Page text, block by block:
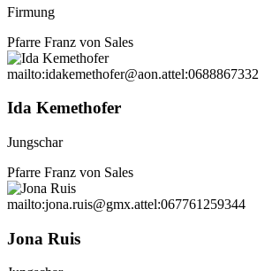
Firmung
Pfarre Franz von Sales
mailto:idakemethofer@aon.attel:0688867332
Ida Kemethofer
Jungschar
Pfarre Franz von Sales
mailto:jona.ruis@gmx.attel:067761259344
Jona Ruis